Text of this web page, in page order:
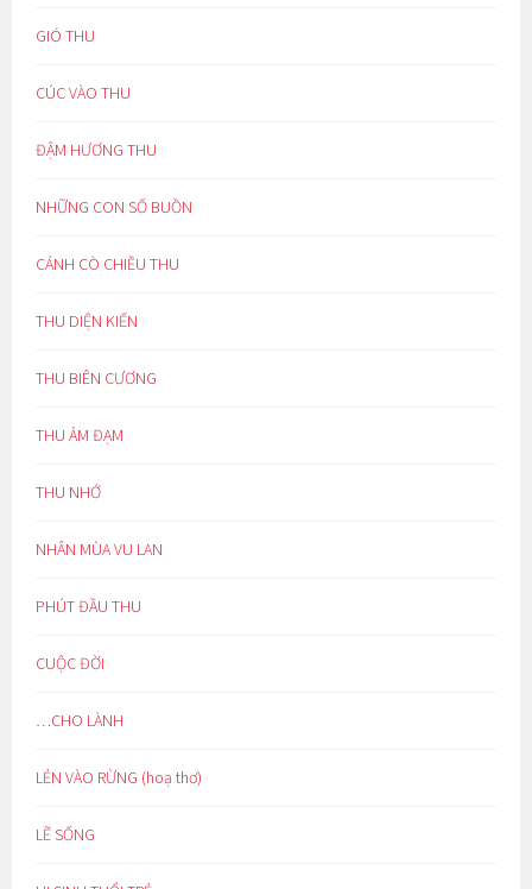
GIÓ THU
CÚC VÀO THU
ĐẬM HƯƠNG THU
NHỮNG CON SỐ BUỒN
CÁNH CÒ CHIỀU THU
THU DIỆN KIẾN
THU BIÊN CƯƠNG
THU ẢM ĐẠM
THU NHỚ
NHÂN MÙA VU LAN
PHÚT ĐẦU THU
CUỘC ĐỜI
…CHO LÀNH
LẺN VÀO RỪNG (hoạ thơ)
LẼ SỐNG